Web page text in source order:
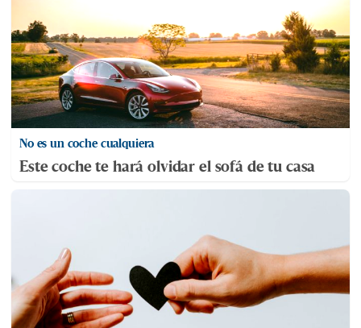
No es un coche cualquiera
Este coche te hará olvidar el sofá de tu casa